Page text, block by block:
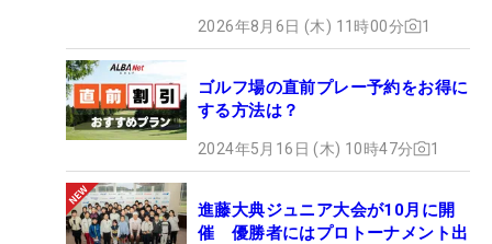
2026年8月6日 (木) 11時00分 1
ゴルフ場の直前プレー予約をお得に
する方法は？
2024年5月16日 (木) 10時47分 1
進藤大典ジュニア大会が10月に開
催 優勝者にはプロトーナメント出